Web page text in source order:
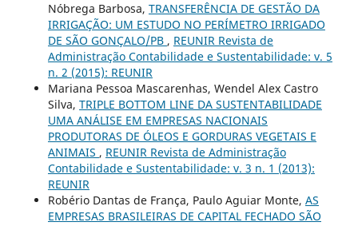
Nóbrega Barbosa, TRANSFERÊNCIA DE GESTÃO DA
IRRIGAÇÃO: UM ESTUDO NO PERÍMETRO IRRIGADO
DE SÃO GONÇALO/PB , REUNIR Revista de
Administração Contabilidade e Sustentabilidade: v. 5
n. 2 (2015): REUNIR
Mariana Pessoa Mascarenhas, Wendel Alex Castro
Silva, TRIPLE BOTTOM LINE DA SUSTENTABILIDADE
UMA ANÁLISE EM EMPRESAS NACIONAIS
PRODUTORAS DE ÓLEOS E GORDURAS VEGETAIS E
ANIMAIS , REUNIR Revista de Administração
Contabilidade e Sustentabilidade: v. 3 n. 1 (2013):
REUNIR
Robério Dantas de França, Paulo Aguiar Monte, AS
EMPRESAS BRASILEIRAS DE CAPITAL FECHADO SÃO